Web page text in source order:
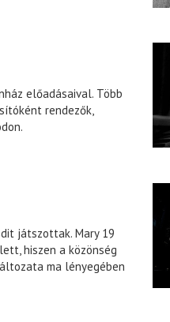
előadásaival. Több
rendezők,
játszottak. Mary 19
hiszen a közönség
ma lényegében